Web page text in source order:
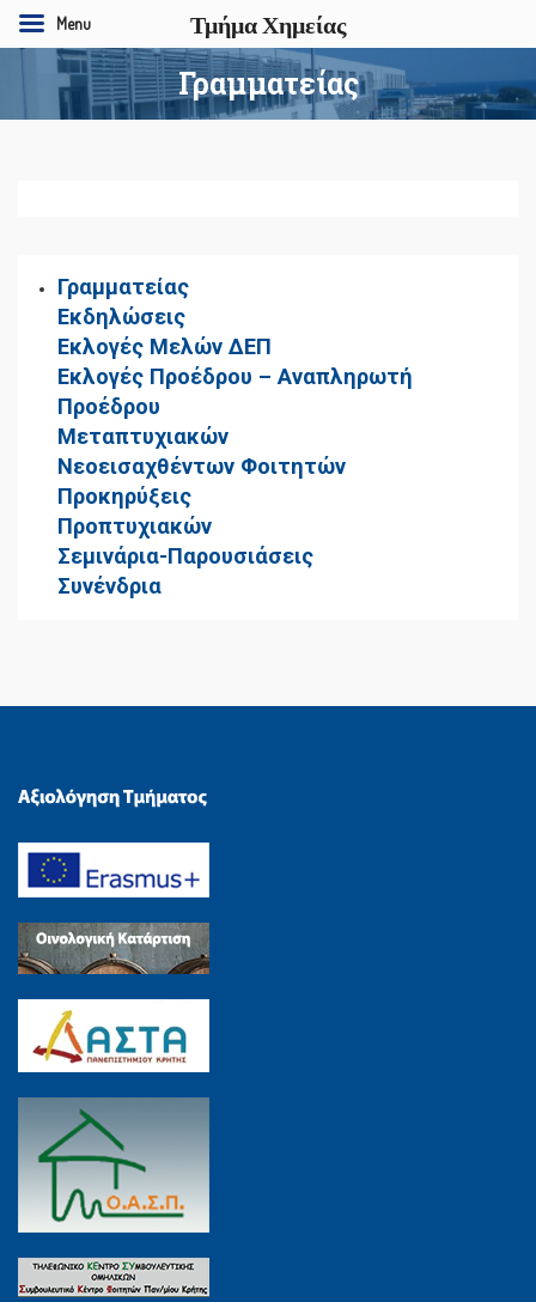
Γραμματείας
Γραμματείας
Εκδηλώσεις
Εκλογές Μελών ΔΕΠ
Εκλογές Προέδρου – Αναπληρωτή
Προέδρου
Μεταπτυχιακών
Νεοεισαχθέντων Φοιτητών
Προκηρύξεις
Προπτυχιακών
Σεμινάρια-Παρουσιάσεις
Συνένδρια
Menu Τμήμα Χημείας